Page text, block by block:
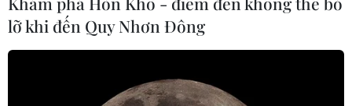
lỡ khi đến Quy Nhơn Đông